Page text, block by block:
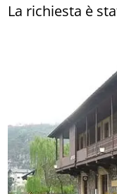
La richiesta è